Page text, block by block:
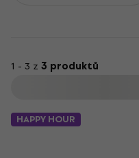
1 - 3 z 3 produktů
HAPPY HOUR